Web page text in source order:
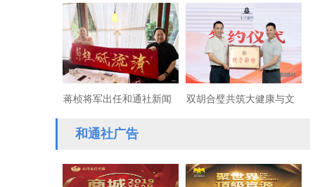
国国有银行已任凭外资控
股
灵魂的人 ——评澳大利亚
反华人士许秀中
蒋桢将军出任和通社新闻
集团高级顾问
双胡合璧共筑大健康与文
和通社广告